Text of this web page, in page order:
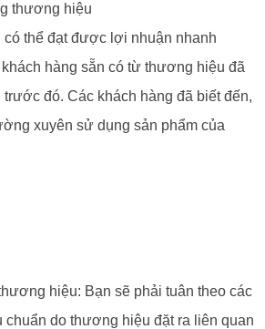
thương hiệu
có thể đạt được lợi nhuận nhanh
hàng sẵn có từ thương hiệu đã
đó. Các khách hàng đã biết đến,
xuyên sử dụng sản phẩm của
hiệu: Bạn sẽ phải tuân theo các
chuẩn do thương hiệu đặt ra liên quan